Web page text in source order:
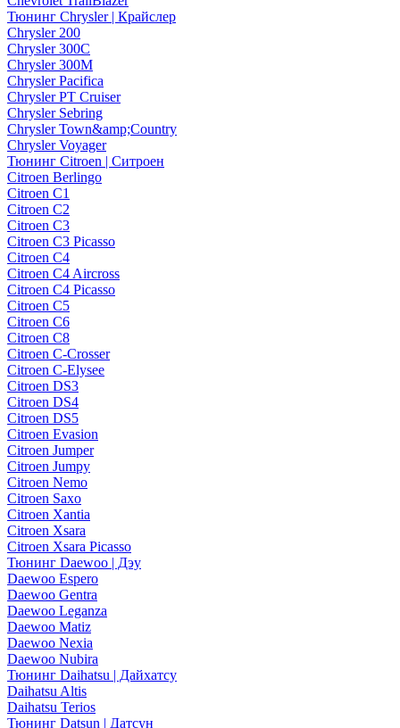
Тюнинг Chrysler | Крайслер
Chrysler 200
Chrysler 300C
Chrysler 300M
Chrysler Pacifica
Chrysler PT Cruiser
Chrysler Sebring
Chrysler Town&amp;Country
Chrysler Voyager
Тюнинг Citroen | Ситроен
Citroen Berlingo
Citroen C1
Citroen C2
Citroen C3
Citroen C3 Picasso
Citroen C4
Citroen C4 Aircross
Citroen C4 Picasso
Citroen C5
Citroen C6
Citroen C8
Citroen C-Crosser
Citroen C-Elysee
Citroen DS3
Citroen DS4
Citroen DS5
Citroen Evasion
Citroen Jumper
Citroen Jumpy
Citroen Nemo
Citroen Saxo
Citroen Xantia
Citroen Xsara
Citroen Xsara Picasso
Тюнинг Daewoo | Дэу
Daewoo Espero
Daewoo Gentra
Daewoo Leganza
Daewoo Matiz
Daewoo Nexia
Daewoo Nubira
Тюнинг Daihatsu | Дайхатсу
Daihatsu Altis
Daihatsu Terios
Тюнинг Datsun | Датсун